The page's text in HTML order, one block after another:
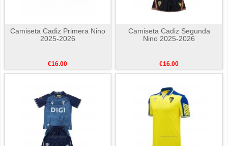
Camiseta Cadiz Primera Nino
2025-2026
€16.00
Camiseta Cadiz Segunda
Nino 2025-2026
€16.00